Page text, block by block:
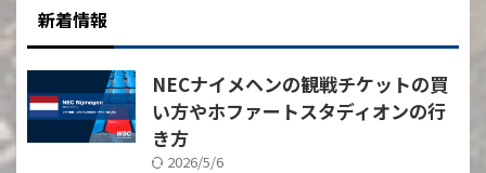
新着情報
NECナイメヘンの観戦チケットの買
い方やホファートスタディオンの行
き方
2026/5/6